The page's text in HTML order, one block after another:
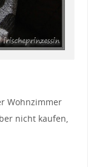
Wohnzimmer
nicht kaufen,